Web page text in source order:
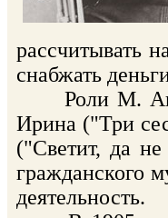
рассчитывать
снабжать
Роли М.
Ирина ("Три
("Светит, да
гражданского
деятельность.